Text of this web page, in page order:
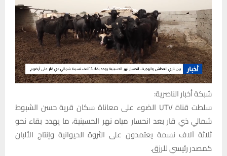
شبكة أخبار الناصرية:
سلطت قناة UTV الضوء على معاناة سكان قرية حسن الشبوط
شمالي ذي قار بعد انحسار مياه نهر الحسينية، ما يهدد بقاء نحو
ثلاثة آلاف نسمة يعتمدون على الثروة الحيوانية وإنتاج الألبان
كمصدر رئيسي للرزق.